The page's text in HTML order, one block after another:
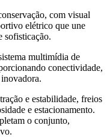
com visual
elétrico que une
sofisticação.
multimídia de
conectividade,
e estabilidade, freios
e estacionamento.
o conjunto,